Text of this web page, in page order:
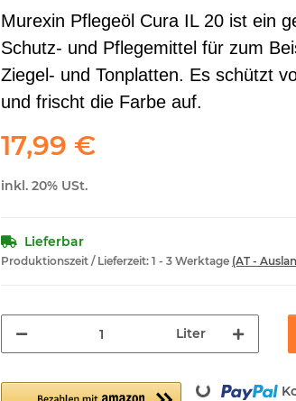
Murexin Pflegeöl Cura IL 20 ist ein
Schutz- und Pflegemittel für zum
Ziegel- und Tonplatten. Es schützt
und frischt die Farbe auf.
17,99 €
inkl. 20% USt.
Lieferbar
Produktionszeit / Lieferzeit: 1 - 3 Werktage (AT -
LiterLoading...